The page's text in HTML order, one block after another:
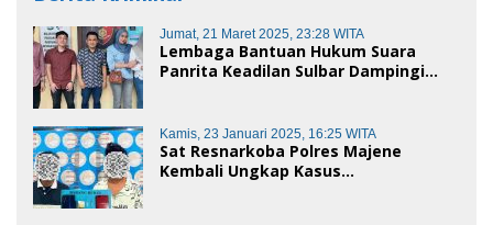
Jumat, 21 Maret 2025, 23:28 WITA
Lembaga Bantuan Hukum Suara
Panrita Keadilan Sulbar Dampingi
Polman
Kamis, 23 Januari 2025, 16:25 WITA
Sat Resnarkoba Polres Majene
Kembali Ungkap Kasus